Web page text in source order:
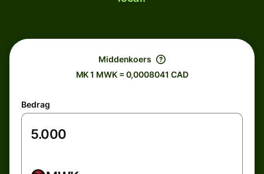
Middenkoers
MK 1 MWK = 0,0008041 CAD
Bedrag